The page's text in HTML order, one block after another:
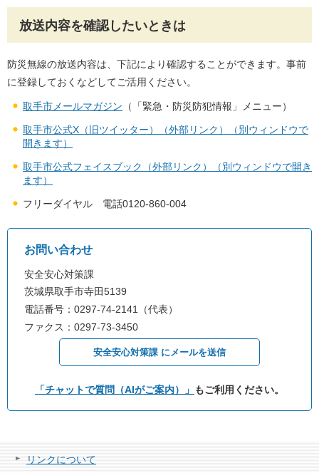
放送内容を確認したいときは
防災無線の放送内容は、下記により確認することができます。事前
に登録しておくなどしてご活用ください。
取手市メールマガジン （「緊急・防災防犯情報」メニュー）
取手市公式X（旧ツイッター）（外部リンク）（別ウィンドウで
開きます）
取手市公式フェイスブック（外部リンク）（別ウィンドウで開き
ます）
フリーダイヤル 電話0120-860-004
お問い合わせ
安全安心対策課
茨城県取手市寺田5139
電話番号：0297-74-2141（代表）
ファクス：0297-73-3450
安全安心対策課 にメールを送信
「チャットで質問（AIがご案内）」 もご利用ください。
リンクについて